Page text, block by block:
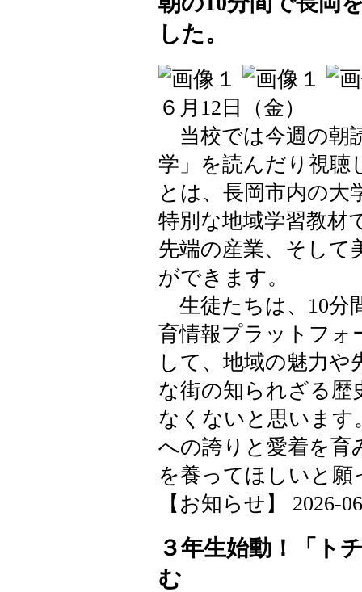
した。
６月12日（金）
当校では今週の朝
学」を読んだり視聴
とは、長岡市内の大
特別な地域学習教材
先端の産業、そして
ができます。
生徒たちは、10分
育情報プラットフォ
して、地域の魅力
な街の知られざる歴
なくないと思います
への誇りと愛着を育
を養ってほしいと願
【お知らせ】 2026-
３年生始動！「ト
む